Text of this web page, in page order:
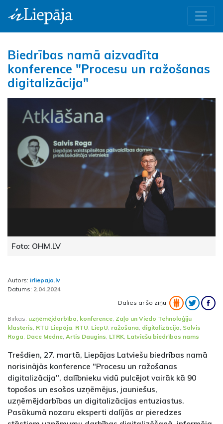
Biedrības namā aizvadīta
konference "Procesu un ražošanas
digitalizācija"
Foto: OHM.LV
Autors: irliepaja.lv
Datums: 2.04.2024
Dalies ar šo ziņu:
Birkas: uzņēmējdarbība, konference, Zaļo un Viedo Tehnoloģiju
klasteris, RTU Liepāja, RTU, LiepU, ražošana, digitalizācija, Salvis
Roga, Dace Medne, Artis Daugins, LTRK, Latviešu biedrības nams
Trešdien, 27. martā, Liepājas Latviešu biedrības namā
norisinājās konference "Procesu un ražošanas
digitalizācija", dalībnieku vidū pulcējot vairāk kā 90
topošos un esošos uzņēmējus, jauniešus,
uzņēmējdarbības un digitalizācijas entuziastus.
Pasākumā nozaru eksperti dalījās ar pieredzes